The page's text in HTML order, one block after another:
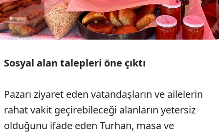
Sosyal alan talepleri öne çıktı
Pazarı ziyaret eden vatandaşların ve ailelerin
rahat vakit geçirebileceği alanların yetersiz
olduğunu ifade eden Turhan, masa ve